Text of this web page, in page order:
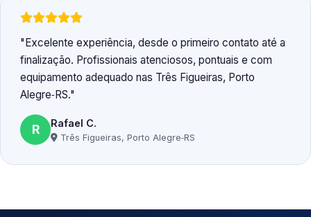
Excelente experiência, desde o primeiro contato até a
finalização. Profissionais atenciosos, pontuais e com
equipamento adequado nas Três Figueiras, Porto
Alegre‑RS.
R Rafael C.
Três Figueiras, Porto Alegre‑RS